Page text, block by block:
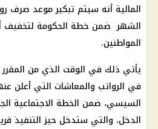
المالية أنه سيتم تبكير موعد صرف
الشهر ضمن خطة الحكومة لتخفيف
المواطنين.
يأتي ذلك في الوقت الذي من
في الرواتب والمعاشات التي أعلن
السيسي، ضمن الخطة الاجتماعية
الدخل، والتي ستدخل حيز التنفيذ